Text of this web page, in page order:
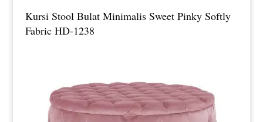
Kursi Stool Bulat Minimalis Sweet Pinky Softly
Fabric HD-1238